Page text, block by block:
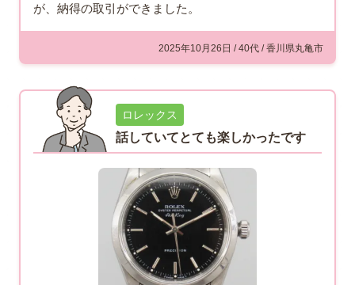
が、納得の取引ができました。
2025年10月26日 / 40代 / 香川県丸亀市
ロレックス
話していてとても楽しかったです